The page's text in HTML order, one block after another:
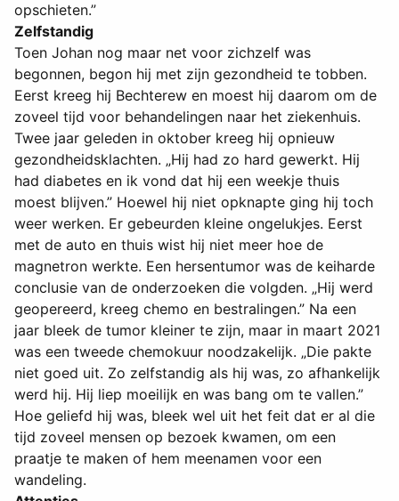
opschieten.”
Zelfstandig
Toen Johan nog maar net voor zichzelf was
begonnen, begon hij met zijn gezondheid te tobben.
Eerst kreeg hij Bechterew en moest hij daarom om de
zoveel tijd voor behandelingen naar het ziekenhuis.
Twee jaar geleden in oktober kreeg hij opnieuw
gezondheidsklachten. „Hij had zo hard gewerkt. Hij
had diabetes en ik vond dat hij een weekje thuis
moest blijven.” Hoewel hij niet opknapte ging hij toch
weer werken. Er gebeurden kleine ongelukjes. Eerst
met de auto en thuis wist hij niet meer hoe de
magnetron werkte. Een hersentumor was de keiharde
conclusie van de onderzoeken die volgden. „Hij werd
geopereerd, kreeg chemo en bestralingen.” Na een
jaar bleek de tumor kleiner te zijn, maar in maart 2021
was een tweede chemokuur noodzakelijk. „Die pakte
niet goed uit. Zo zelfstandig als hij was, zo afhankelijk
werd hij. Hij liep moeilijk en was bang om te vallen.”
Hoe geliefd hij was, bleek wel uit het feit dat er al die
tijd zoveel mensen op bezoek kwamen, om een
praatje te maken of hem meenamen voor een
wandeling.